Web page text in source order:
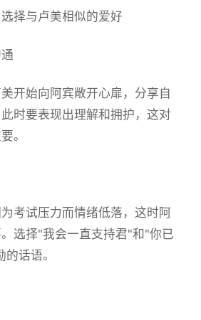
择与卢美相似的爱好
开始向阿宾敞开心扉，分享自
时要表现出理解和拥护，这对
。
考试压力而情绪低落，这时阿
选择"我会一直支持君"和"你已
话语。